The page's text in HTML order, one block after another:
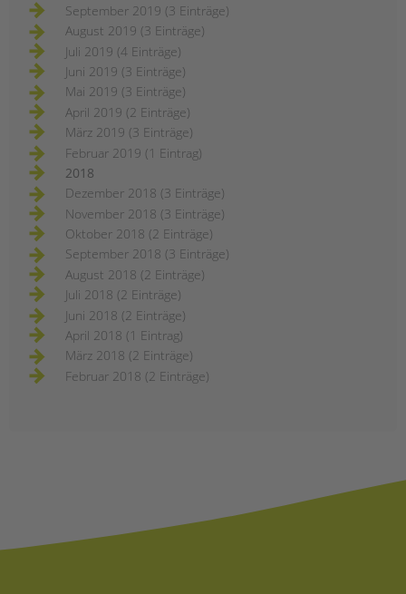
September 2019 (3 Einträge)
August 2019 (3 Einträge)
Juli 2019 (4 Einträge)
Juni 2019 (3 Einträge)
Mai 2019 (3 Einträge)
April 2019 (2 Einträge)
März 2019 (3 Einträge)
Februar 2019 (1 Eintrag)
2018
Dezember 2018 (3 Einträge)
November 2018 (3 Einträge)
Oktober 2018 (2 Einträge)
September 2018 (3 Einträge)
August 2018 (2 Einträge)
Juli 2018 (2 Einträge)
Juni 2018 (2 Einträge)
April 2018 (1 Eintrag)
März 2018 (2 Einträge)
Februar 2018 (2 Einträge)